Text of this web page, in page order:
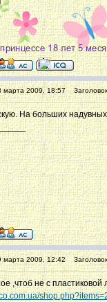
марта 2009, 18:57
На больших
марта 2009, 12:42
,чтоб не с